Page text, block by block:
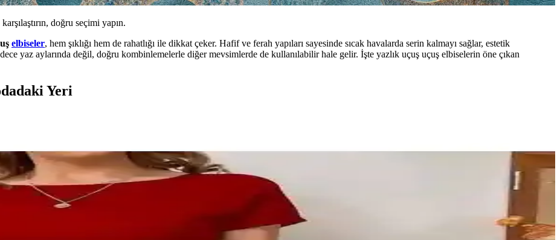
doğru seçimi yapın.
elbiseler, hem şıklığı hem de rahatlığı ile dikkat çeker. Hafif ve ferah yapıları sayesinde sıcak havalarda serin kalmayı sağlar, estetik
yaz aylarında değil, doğru kombinlemelerle diğer mevsimlerde de kullanılabilir hale gelir. İşte yazlık uçuş uçuş elbiselerin öne çıkan
Yeri
ve Stil Önerileri
uyumlu, ipek ve kaşmir gibi kaliteli kumaşlar tercih edilerek şık ve sofistike yazlık kombinler oluşturulabilir.
ve Sağlık Değerlendirmesi
Pablo/002 klasik, Joel/002 farklı tasarım seçenekleriyle ayak yapısına uygunluk ve destek önemlidir.